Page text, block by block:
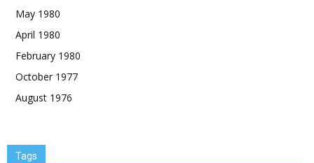
May 1980
April 1980
February 1980
October 1977
August 1976
Tags